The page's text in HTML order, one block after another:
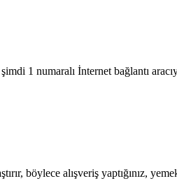
1 numaralı İnternet bağlantı
böylece alışveriş yaptığınız,